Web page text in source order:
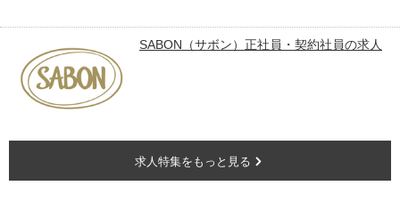
SABON（サボン）正社員・契約社員の求⼈
求人特集をもっと見る